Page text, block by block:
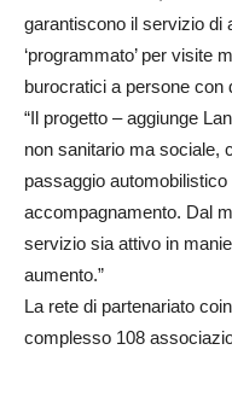
garantiscono il servizio di
‘programmato’ per visite
burocratici a persone con
“Il progetto – aggiunge
non sanitario ma sociale,
passaggio
accompagnamento. Dal
servizio sia attivo in
aumento.”
La rete di partenariato
complesso 108